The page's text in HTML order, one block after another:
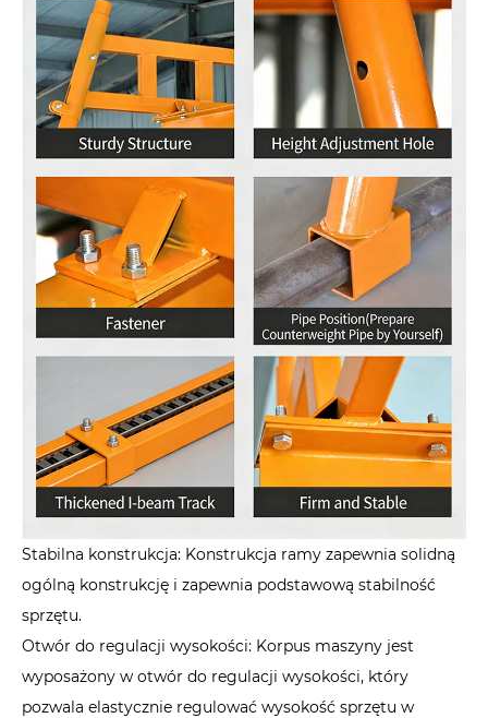
Stabilna konstrukcja: Konstrukcja ramy zapewnia solidną
ogólną konstrukcję i zapewnia podstawową stabilność
sprzętu.
Otwór do regulacji wysokości: Korpus maszyny jest
wyposażony w otwór do regulacji wysokości, który
pozwala elastycznie regulować wysokość sprzętu w